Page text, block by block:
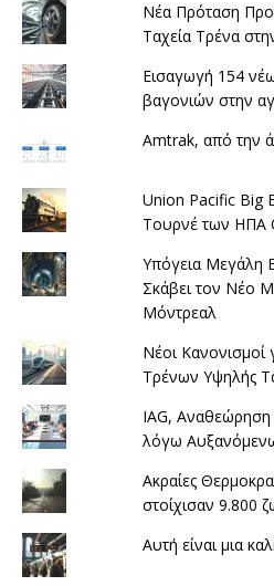
Νέα Πρόταση
Ταχεία Τρένα
Εισαγωγή 154
βαγονιών στην
Amtrak, από την
Union Pacific Big
Τουρνέ των ΗΠΑ
Υπόγεια Μεγάλη
Σκάβει τον Νέο
Μόντρεαλ
Νέοι
Τρένων Υψηλής
IAG, Αναθεώρηση
λόγω
Ακραίες
στοίχισαν 9.800
Αυτή είναι μια